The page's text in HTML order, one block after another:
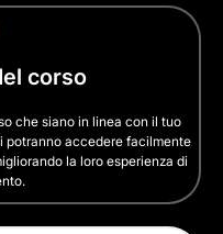
corso
che siano in linea con il tuo
potranno accedere facilmente
la loro esperienza di